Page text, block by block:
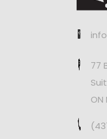
77
ON